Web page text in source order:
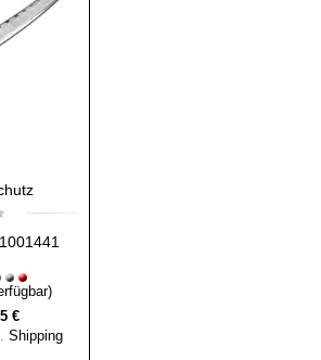
€
Shipping